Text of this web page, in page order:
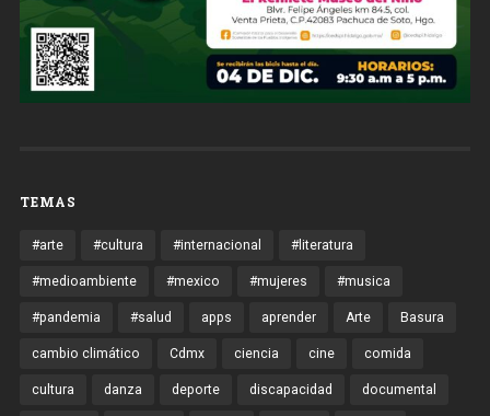
TEMAS
#arte #cultura #internacional #literatura
#medioambiente #mexico #mujeres #musica
#pandemia #salud apps aprender Arte Basura
cambio climático Cdmx ciencia cine comida
cultura danza deporte discapacidad documental